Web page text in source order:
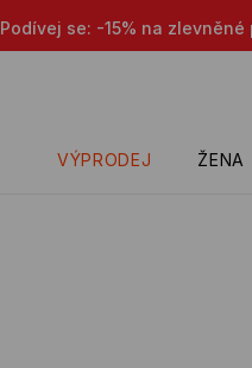
Podívej se: -15% na
VÝPRODEJ ŽENA